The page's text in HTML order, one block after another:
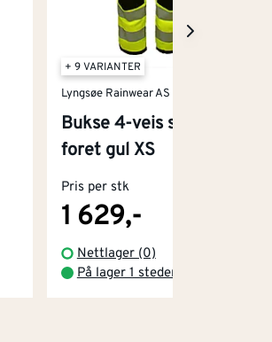
+ 9 VARIANTER
Lyngsøe Rainwear AS
Bukse 4-veis stretch
foret gul XS
Pris per stk
1 629,-
Nettlager (0)
På lager 1 steder